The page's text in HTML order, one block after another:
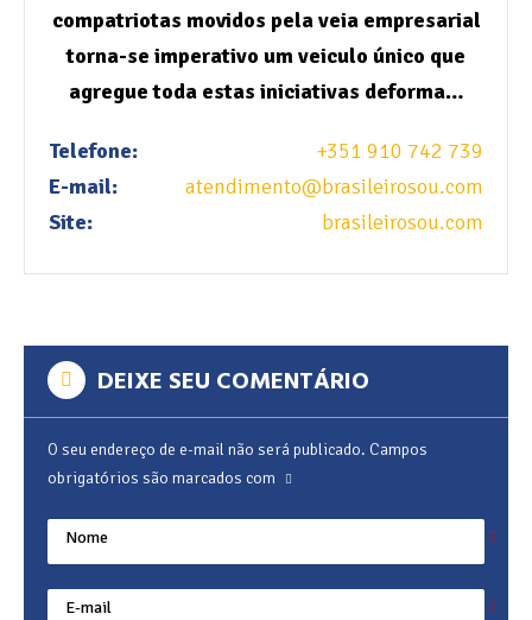
compatriotas movidos pela veia empresarial
torna-se imperativo um veiculo único que
agregue toda estas iniciativas deforma…
Telefone:
+351 910 742 739
E-mail:
atendimento@brasileirosou.com
Site:
brasileirosou.com
DEIXE SEU COMENTÁRIO
O seu endereço de e-mail não será publicado. Campos
obrigatórios são marcados com
Nome
E-mail